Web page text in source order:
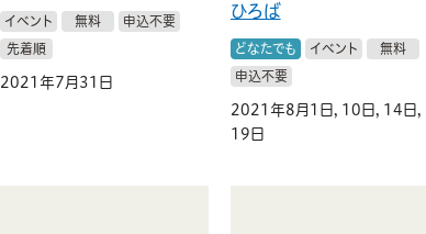
イベント 無料 申込不要
先着順
2021年7月31日
ひろば
どなたでも イベント 無料
申込不要
2021年8月1日，10日，14日，
19日